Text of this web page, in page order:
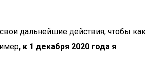
дальнейшие действия, чтобы как
, к 1 декабря 2020 года я